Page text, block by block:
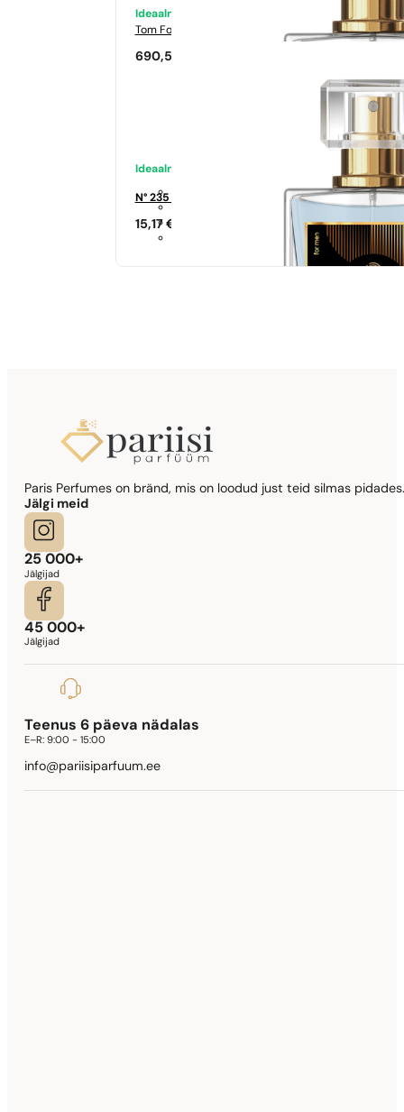
Ideaalne sobivus
Tom Ford
690,50
Ideaalne sobivus
N° 235 - 35%
15,17 €
Sarnased lõhna noodid
Lady Million Prive
Paris Perfumes on bränd, mis on loodud just teid silmas
Jälgi meid
25 000+
Jälgijad
45 000+
Jälgijad
Teenus 6 päeva nädalas
E–R:9:00 - 15:00
info@pariisiparfuum.ee